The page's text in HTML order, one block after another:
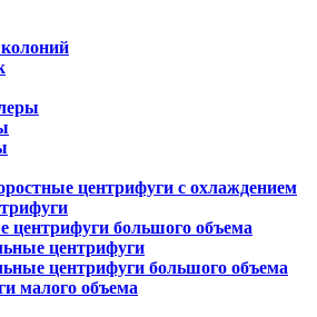
центрифуги с охлаждением
центрифуги большого объема
центрифуги
центрифуги большого объема
малого объема